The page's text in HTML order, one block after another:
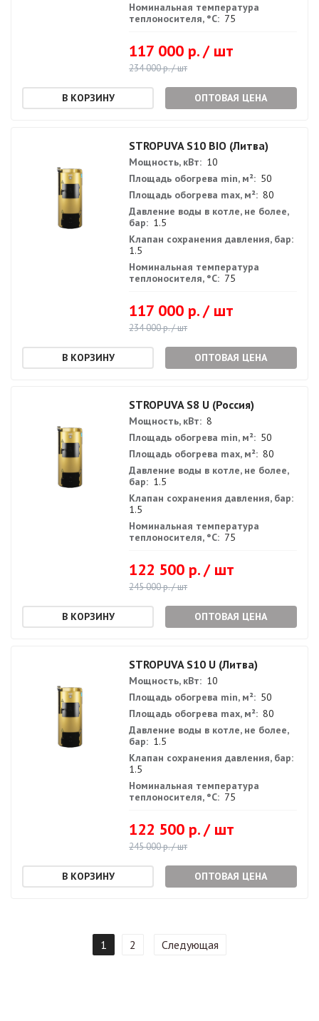
Номинальная температура
теплоносителя, °С: 75
117 000 р. / шт
234 000 р. / шт
ОПТОВАЯ ЦЕНА
STROPUVA S10 BIO (Литва)
Мощность, кВт: 10
Площадь обогрева min, м²: 50
Площадь обогрева max, м²: 80
Давление воды в котле, не более,
бар: 1.5
Клапан сохранения давления, бар:
1.5
Номинальная температура
теплоносителя, °С: 75
117 000 р. / шт
234 000 р. / шт
ОПТОВАЯ ЦЕНА
STROPUVA S8 U (Россия)
Мощность, кВт: 8
Площадь обогрева min, м²: 50
Площадь обогрева max, м²: 80
Давление воды в котле, не более,
бар: 1.5
Клапан сохранения давления, бар:
1.5
Номинальная температура
теплоносителя, °С: 75
122 500 р. / шт
245 000 р. / шт
ОПТОВАЯ ЦЕНА
STROPUVA S10 U (Литва)
Мощность, кВт: 10
Площадь обогрева min, м²: 50
Площадь обогрева max, м²: 80
Давление воды в котле, не более,
бар: 1.5
Клапан сохранения давления, бар:
1.5
Номинальная температура
теплоносителя, °С: 75
122 500 р. / шт
245 000 р. / шт
ОПТОВАЯ ЦЕНА
1 2 Следующая